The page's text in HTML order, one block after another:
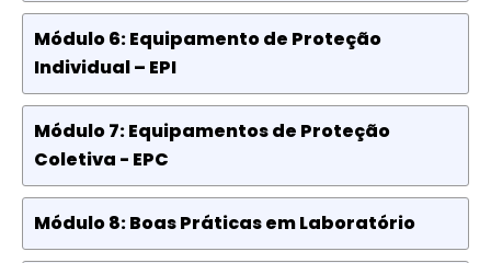
Módulo 6: Equipamento de Proteção
Individual – EPI
Módulo 7: Equipamentos de Proteção
Coletiva - EPC
Módulo 8: Boas Práticas em Laboratório